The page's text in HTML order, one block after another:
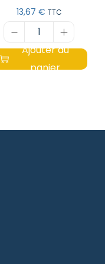
13,67 € TTC
Ajouter au
panier